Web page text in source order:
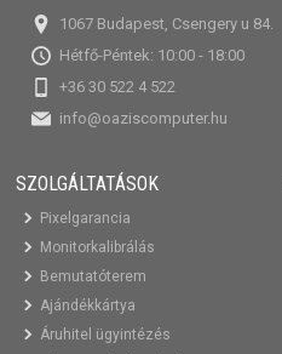
1067 Budapest, Csengery u 84.
Hétfő-Péntek: 10:00 - 18:00
+36 30 522 4 522
info@oaziscomputer.hu
SZOLGÁLTATÁSOK
Pixelgarancia
Monitorkalibrálás
Bemutatóterem
Ajándékkártya
Áruhitel ügyintézés